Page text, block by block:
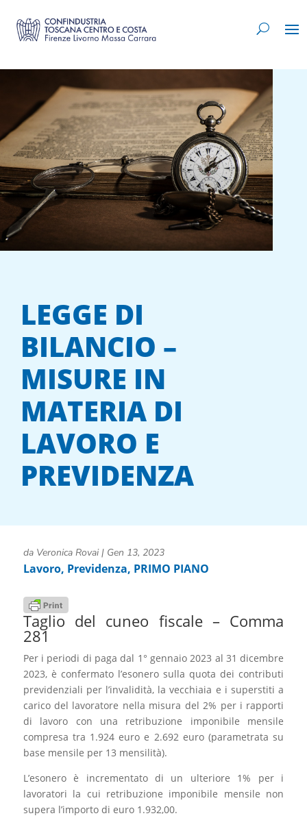
LEGGE DI
BILANCIO –
MISURE IN
MATERIA DI
LAVORO E
PREVIDENZA
da Veronica Rovai| Gen 13, 2023
Lavoro, Previdenza, PRIMO PIANO
Taglio del cuneo fiscale – Comma
281
Per i periodi di paga dal 1° gennaio 2023 al 31 dicembre
2023, è confermato l’esonero sulla quota dei contributi
previdenziali per l’invalidità, la vecchiaia e i superstiti a
carico del lavoratore nella misura del 2% per i rapporti
di lavoro con una retribuzione imponibile mensile
compresa tra 1.924 euro e 2.692 euro (parametrata su
base mensile per 13 mensilità).
L’esonero è incrementato di un ulteriore 1% per i
lavoratori la cui retribuzione imponibile mensile non
supera l’importo di euro 1.932,00.